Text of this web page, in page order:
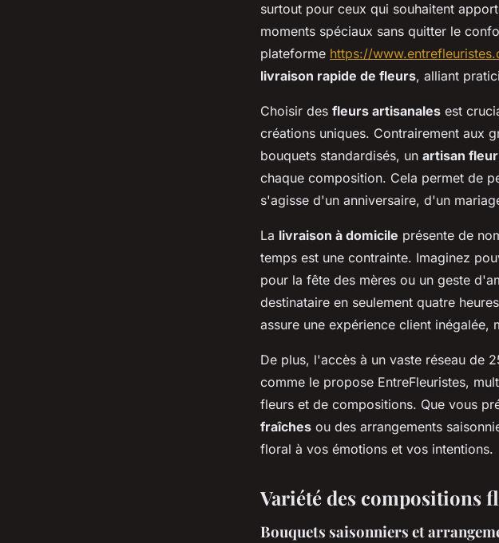
surtout pour ceux qui souhaitent
moments spéciaux sans quitter le
plateforme https://
livraison rapide de fleurs, alliant
Choisir des fleurs artisanales est
créations uniques. Contrairement aux
bouquets standardisés, un artisan
chaque composition. Cela permet de
s'agisse d'un anniversaire, d'un
La livraison à domicile présente de
temps est une contrainte. Imaginez
pour la fête des mères ou un geste
destinataire en seulement quatre
assure une expérience client inégalée,
De plus, l'accès à un vaste réseau de
comme le propose EntreFleuristes,
fleurs et de compositions. Que vous
fraîches ou des arrangements
floral à vos émotions et vos intentions.
Variété des compositions
Bouquets saisonniers et